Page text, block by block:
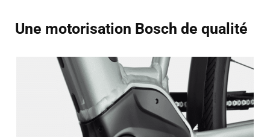
Une motorisation Bosch de qualité